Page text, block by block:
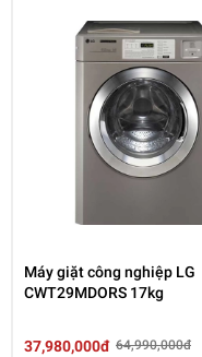
Máy giặt công nghiệp LG
CWT29MDORS 17kg
37,980,000đ 64,990,000đ